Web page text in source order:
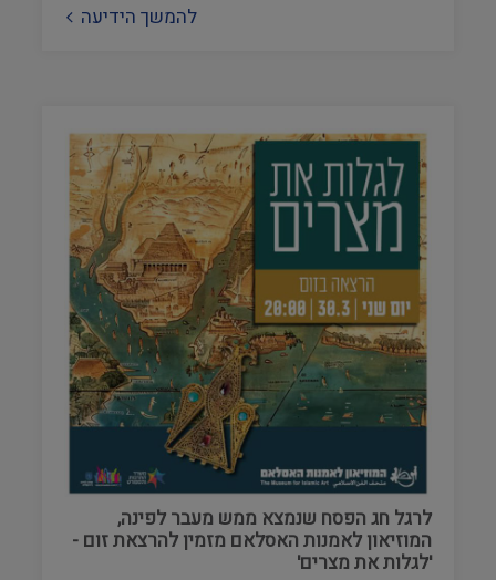
להמשך הידיעה
לרגל חג הפסח שנמצא ממש מעבר לפינה,
המוזיאון לאמנות האסלאם מזמין להרצאת זום -
'לגלות את מצרים'